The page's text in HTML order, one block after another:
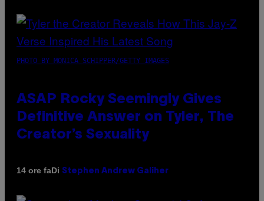
PHOTO BY MONICA SCHIPPER/GETTY IMAGES
ASAP Rocky Seemingly Gives
Definitive Answer on Tyler, The
Creator’s Sexuality
14 ore faDi Stephen Andrew Galiher